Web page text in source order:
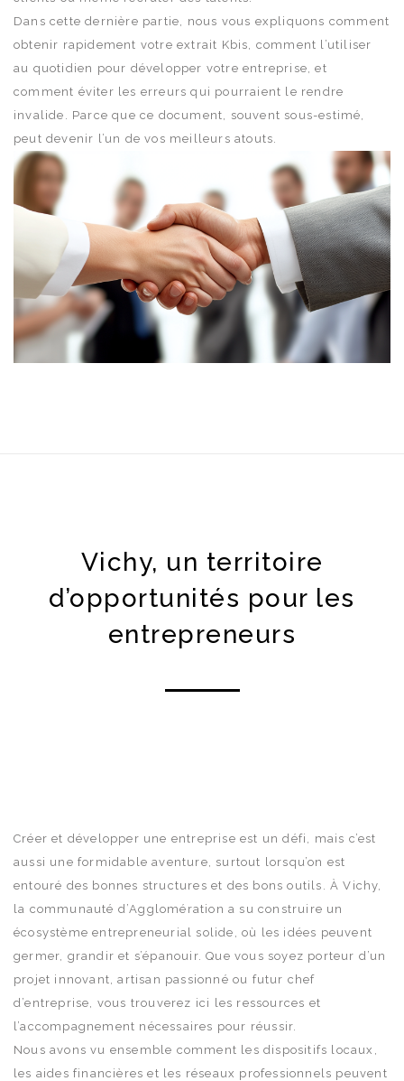
Dans cette dernière partie, nous vous expliquons comment
obtenir rapidement votre extrait Kbis, comment l’utiliser
au quotidien pour développer votre entreprise, et
comment éviter les erreurs qui pourraient le rendre
invalide. Parce que ce document, souvent sous-estimé,
peut devenir l’un de vos meilleurs atouts.
Vichy, un territoire
d’opportunités pour les
entrepreneurs
Créer et développer une entreprise est un défi, mais c’est
aussi une formidable aventure, surtout lorsqu’on est
entouré des bonnes structures et des bons outils. À Vichy,
la communauté d’Agglomération a su construire un
écosystème entrepreneurial solide, où les idées peuvent
germer, grandir et s’épanouir. Que vous soyez porteur d’un
projet innovant, artisan passionné ou futur chef
d’entreprise, vous trouverez ici les ressources et
l’accompagnement nécessaires pour réussir.
Nous avons vu ensemble comment les dispositifs locaux,
les aides financières et les réseaux professionnels peuvent